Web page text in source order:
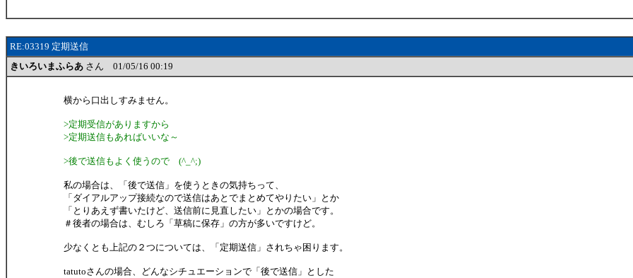
RE:03319 定期送信
きいろいまふらあ さん 01/05/16 00:19
横から口出しすみません。
>定期受信がありますから
>定期送信もあればいいな～
>後で送信もよく使うので (^_^;)
私の場合は、「後で送信」を使うときの気持ちって、
「ダイアルアップ接続なので送信はあとでまとめてやりたい」とか
「とりあえず書いたけど、送信前に見直したい」とかの場合です。
＃後者の場合は、むしろ「草稿に保存」の方が多いですけど。
少なくとも上記の２つについては、「定期送信」されちゃ困ります。
tatutoさんの場合、どんなシチュエーションで「後で送信」とした